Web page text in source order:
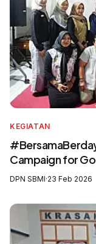
KEGIATAN
Campaign for
sebagai Agen
DPN SBMI·23 Feb 2026